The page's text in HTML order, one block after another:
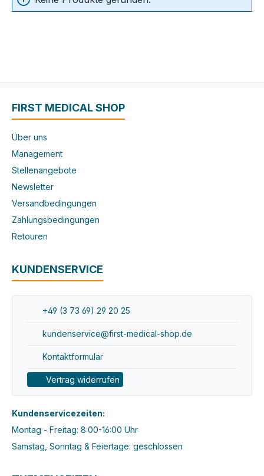
FIRST MEDICAL SHOP
Über uns
Management
Stellenangebote
Newsletter
Versandbedingungen
Zahlungsbedingungen
Retouren
KUNDENSERVICE
+49 (3 73 69) 29 20 25
kundenservice@first-medical-shop.de
Kontaktformular
Vertrag widerrufen
Kundenservicezeiten:
Montag - Freitag: 8:00-16:00 Uhr
Samstag, Sonntag & Feiertage: geschlossen